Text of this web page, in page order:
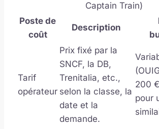
Captain Train)
Poste de
coût
Description
Tarif
opérateur
Prix fixé par la
SNCF, la DB,
Trenitalia, etc.,
selon la classe, la
date et la
demande.
200
pour